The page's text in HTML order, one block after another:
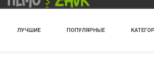
ЛУЧШИЕ ПОПУЛЯРНЫЕ